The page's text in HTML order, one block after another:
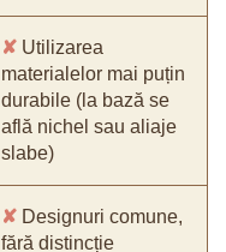
✘ Utilizarea
materialelor mai puțin
durabile (la bază se
află nichel sau aliaje
slabe)
✘ Designuri comune,
fără distincție